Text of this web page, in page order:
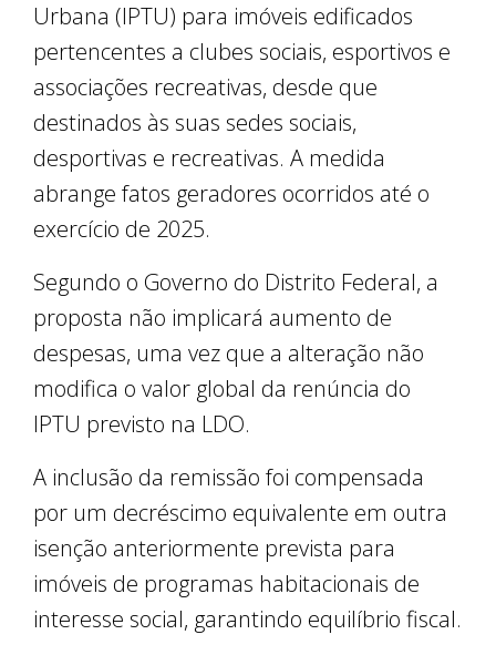
Urbana (IPTU) para imóveis edificados
pertencentes a clubes sociais, esportivos e
associações recreativas, desde que
destinados às suas sedes sociais,
desportivas e recreativas. A medida
abrange fatos geradores ocorridos até o
exercício de 2025.
Segundo o Governo do Distrito Federal, a
proposta não implicará aumento de
despesas, uma vez que a alteração não
modifica o valor global da renúncia do
IPTU previsto na LDO.
A inclusão da remissão foi compensada
por um decréscimo equivalente em outra
isenção anteriormente prevista para
imóveis de programas habitacionais de
interesse social, garantindo equilíbrio fiscal.